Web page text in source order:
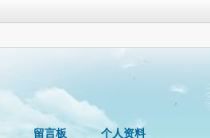
留言板 个人资料